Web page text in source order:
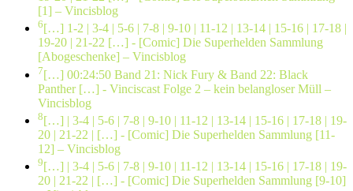
[1] – Vincisblog
6[…] 1-2 | 3-4 | 5-6 | 7-8 | 9-10 | 11-12 | 13-14 | 15-16 | 17-18 |
19-20 | 21-22 […] - [Comic] Die Superhelden Sammlung
[Abogeschenke] – Vincisblog
7[…] 00:24:50 Band 21: Nick Fury & Band 22: Black
Panther […] - Vinciscast Folge 2 – kein belangloser Müll –
Vincisblog
8[…] | 3-4 | 5-6 | 7-8 | 9-10 | 11-12 | 13-14 | 15-16 | 17-18 | 19-
20 | 21-22 | […] - [Comic] Die Superhelden Sammlung [11-
12] – Vincisblog
9[…] | 3-4 | 5-6 | 7-8 | 9-10 | 11-12 | 13-14 | 15-16 | 17-18 | 19-
20 | 21-22 | […] - [Comic] Die Superhelden Sammlung [9-10]